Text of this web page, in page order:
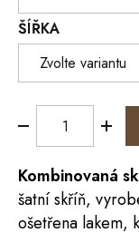
ŠÍŘKA
Kombinovaná
šatní skříň,
ošetřena lakem,